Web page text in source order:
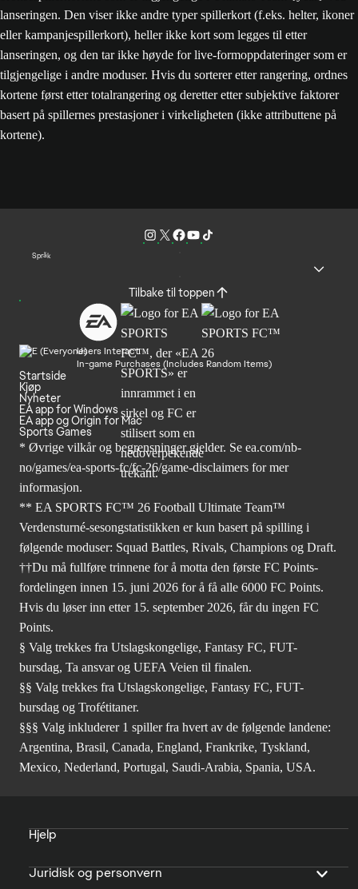
lanseringen. Den viser ikke andre typer spillerkort (f.eks. helter, ikoner
eller kampanjespillerkort), heller ikke kort som legges til etter
lanseringen, og den tar ikke høyde for live-formoppdateringer som er
tilgjengelige i andre moduser. Hvis du sorterer etter rangering, ordnes
kortene først etter totalrangering og deretter etter subjektive faktorer
basert på spillernes prestasjoner i virkeligheten (ikke attributtene på
kortene).
Språk
Tilbake til toppen
Users Interact
In-game Purchases (Includes Random Items)
Startside
Kjøp
Nyheter
EA app for Windows
EA app og Origin for Mac
Sports Games
* Øvrige vilkår og begrensninger gjelder. Se ea.com/nb-
no/games/ea-sports-fc/fc-26/game-disclaimers for mer
informasjon.
** EA SPORTS FC™ 26 Football Ultimate Team™
Verdensturné-sesongstatistikken er kun basert på spilling i
følgende moduser: Squad Battles, Rivals, Champions og Draft.
††Du må fullføre trinnene for å motta den første FC Points-
fordelingen innen 15. juni 2026 for å få alle 6000 FC Points.
Hvis du løser inn etter 15. september 2026, får du ingen FC
Points.
§ Valg trekkes fra Utslagskongelige, Fantasy FC, FUT-
bursdag, Ta ansvar og UEFA Veien til finalen.
§§ Valg trekkes fra Utslagskongelige, Fantasy FC, FUT-
bursdag og Trofétitaner.
§§§ Valg inkluderer 1 spiller fra hvert av de følgende landene:
Argentina, Brasil, Canada, England, Frankrike, Tyskland,
Mexico, Nederland, Portugal, Saudi-Arabia, Spania, USA.
Hjelp
Juridisk og personvern